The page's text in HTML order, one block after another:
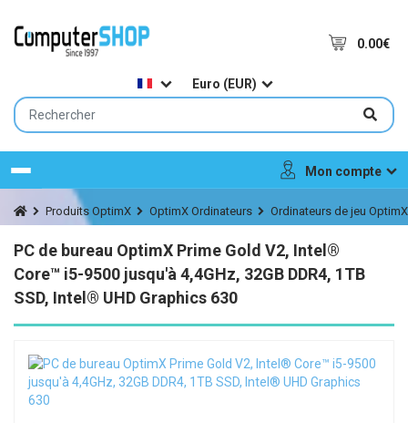
0.00€
Euro (EUR)
Menu Mon compte
Produits OptimX OptimX Ordinateurs Ordinateurs de jeu OptimX
PC de bureau OptimX Prime Gold V2, Intel®
Core™ i5-9500 jusqu'à 4,4GHz, 32GB DDR4, 1TB
SSD, Intel® UHD Graphics 630